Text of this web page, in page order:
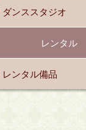
ダンススタジオ
レンタル
レンタル備品